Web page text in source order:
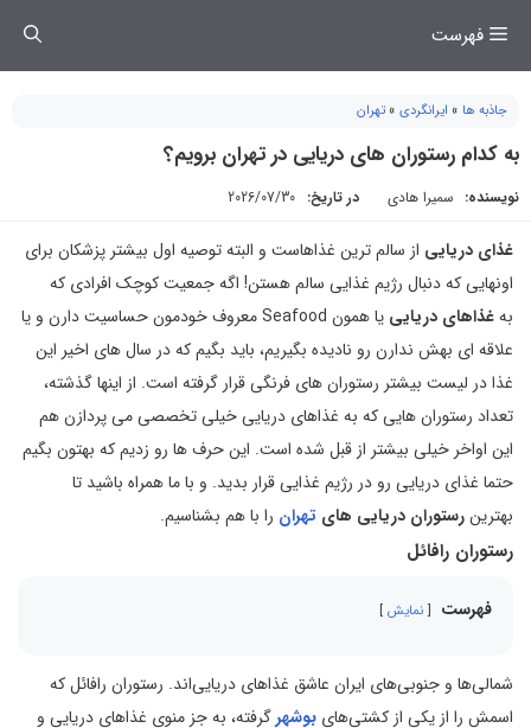
فهرست
جاذبه ها » ایرانگردی » تهران
به کدام رستوران های دریایی در تهران برویم؟
نویسنده: سمیرا هادی در تاریخ: 2026/07/30
غذای دریایی از سالم ترین غذاهاست و البته توصیه اول بیشتر پزشکان برای
اونهایی که دنبال رژیم غذایی سالم هستن! اگه جمعیت کوچک افرادی که
بهغذاهای دریایی
یا همون Seafood معروف خودمون حساسیت دارن و یا
علاقه ای بهش ندارن رو نادیده بگیریم، باید بگیم که در سال های اخیر این
غذا در لیست بیشتر رستوران های فرنگی قرار گرفته است. از اینها گذشته،
تعداد رستوران هایی که به غذاهای دریایی خیلی تخصصی می پردازن هم
این اواخر خیلی بیشتر از قبل شده است. این حرف ها رو زدیم که بهتون بگیم
حتما غذای دریایی رو در رژیم غذایی قرار بدید. و با ما همراه باشید تا
بهترینرستوران دریایی های تهران را با هم بشناسیم.
رستوران رافائل
فهرست نمایش
شمالی‌ها و جنوبی‌های ایران عاشق غذاهای دریایی‌اند. رستوران رافائل که
اسمش را از یکی از کشتی‌های بوشهرگرفته، به جز منوی غذاهای دریایی و